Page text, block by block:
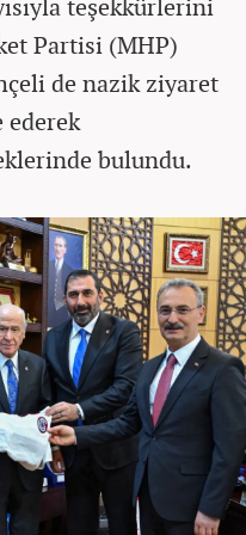
teşekkürlerini
Partisi (MHP)
de nazik ziyaret
bulundu.